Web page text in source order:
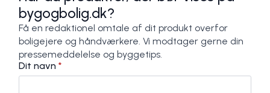
bygogbolig.dk?
Få en redaktionel omtale af dit produkt overfor
boligejere og håndværkere. Vi modtager gerne din
pressemeddelelse og byggetips.
Dit navn *